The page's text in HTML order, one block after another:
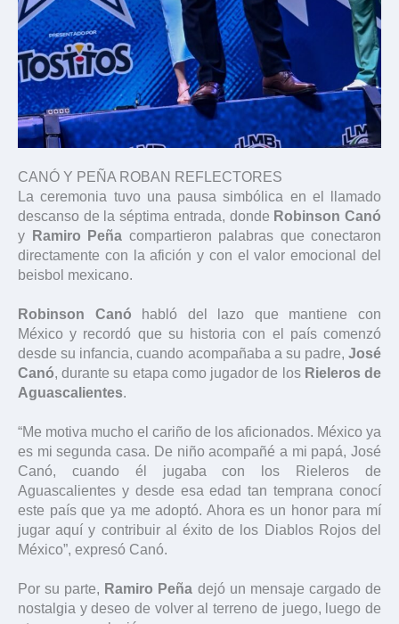
CANÓ Y PEÑA ROBAN REFLECTORES
La ceremonia tuvo una pausa simbólica en el llamado
descanso de la séptima entrada, donde Robinson Canó
y
Ramiro Peña compartieron palabras que conectaron
directamente con la afición y con el valor emocional del
beisbol mexicano.
Robinson Canó habló del lazo que mantiene con
México y recordó que su historia con el país comenzó
desde su infancia, cuando acompañaba a su padre, José
Canó, durante su etapa como jugador de los Rieleros de
Aguascalientes.
“Me motiva mucho el cariño de los aficionados. México ya
es mi segunda casa. De niño acompañé a mi papá, José
Canó, cuando él jugaba con los Rieleros de
Aguascalientes y desde esa edad tan temprana conocí
este país que ya me adoptó. Ahora es un honor para mí
jugar aquí y contribuir al éxito de los Diablos Rojos del
México”, expresó Canó.
Por su parte, Ramiro Peña dejó un mensaje cargado de
nostalgia y deseo de volver al terreno de juego, luego de